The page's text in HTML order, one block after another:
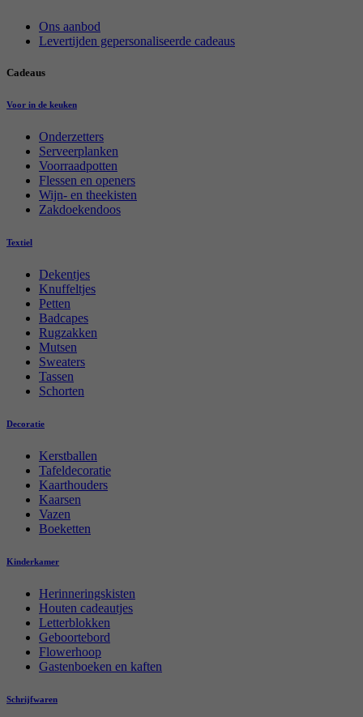
Ons aanbod
Levertijden gepersonaliseerde cadeaus
Cadeaus
Voor in de keuken
Onderzetters
Serveerplanken
Voorraadpotten
Flessen en openers
Wijn- en theekisten
Zakdoekendoos
Textiel
Dekentjes
Knuffeltjes
Petten
Badcapes
Rugzakken
Mutsen
Sweaters
Tassen
Schorten
Decoratie
Kerstballen
Tafeldecoratie
Kaarthouders
Kaarsen
Vazen
Boeketten
Kinderkamer
Herinneringskisten
Houten cadeautjes
Letterblokken
Geboortebord
Flowerhoop
Gastenboeken en kaften
Schrijfwaren